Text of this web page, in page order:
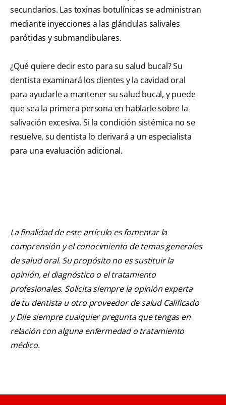
secundarios. Las toxinas botulínicas se administran
mediante inyecciones a las glándulas salivales
parótidas y submandibulares.
¿Qué quiere decir esto para su salud bucal? Su
dentista examinará los dientes y la cavidad oral
para ayudarle a mantener su salud bucal, y puede
que sea la primera persona en hablarle sobre la
salivación excesiva. Si la condición sistémica no se
resuelve, su dentista lo derivará a un especialista
para una evaluación adicional.
La finalidad de este artículo es fomentar la
comprensión y el conocimiento de temas generales
de salud oral. Su propósito no es sustituir la
opinión, el diagnóstico o el tratamiento
profesionales. Solicita siempre la opinión experta
de tu dentista u otro proveedor de salud Calificado
y Dile siempre cualquier pregunta que tengas en
relación con alguna enfermedad o tratamiento
médico.